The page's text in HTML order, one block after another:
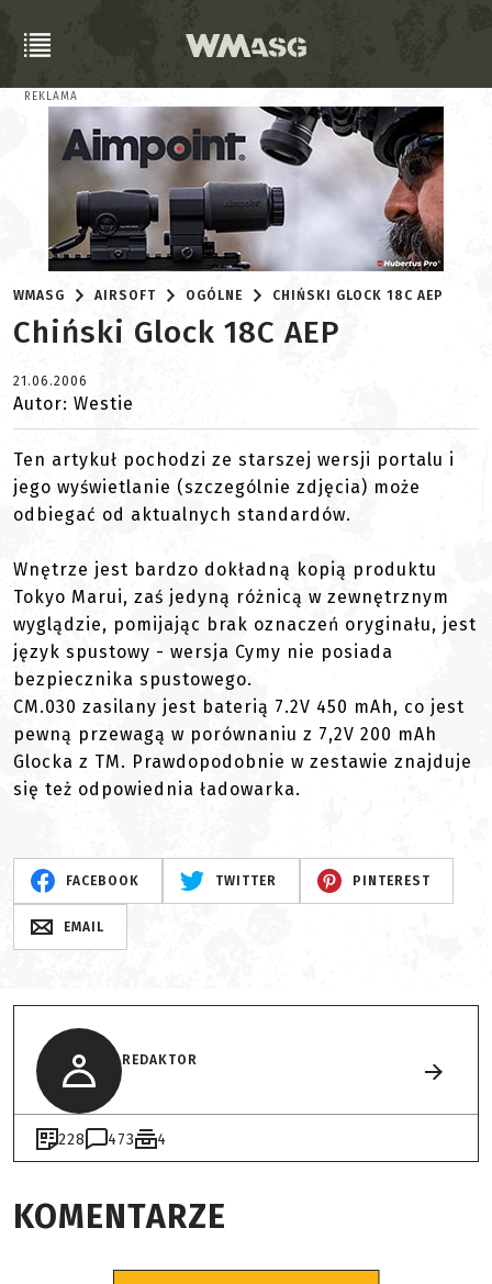
REKLAMA
WMASG AIRSOFT OGÓLNE CHIŃSKI GLOCK 18C AEP
Chiński Glock 18C AEP
21.06.2006
Autor: Westie
Ten artykuł pochodzi ze starszej wersji portalu i
jego wyświetlanie (szczególnie zdjęcia) może
odbiegać od aktualnych standardów.
Wnętrze jest bardzo dokładną kopią produktu
Tokyo Marui, zaś jedyną różnicą w zewnętrznym
wyglądzie, pomijając brak oznaczeń oryginału, jest
język spustowy - wersja Cymy nie posiada
bezpiecznika spustowego.
CM.030 zasilany jest baterią 7.2V 450 mAh, co jest
pewną przewagą w porównaniu z 7,2V 200 mAh
Glocka z TM. Prawdopodobnie w zestawie znajduje
się też odpowiednia ładowarka.
FACEBOOK TWITTER PINTEREST
EMAIL
REDAKTOR
228 473 4
KOMENTARZE